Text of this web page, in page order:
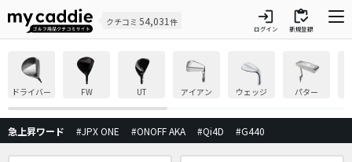
クチコミ 54,031 件 login
ログイン
inventory
新規登録
ドライバー FW UT アイアン ウェッジ パター
急上昇ワード #JPX ONE #ONOFF AKA #Qi4D #G440